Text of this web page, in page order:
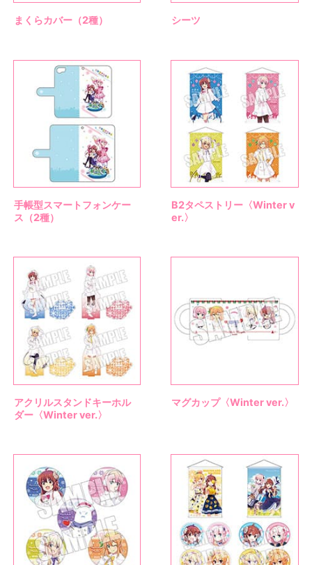
まくらカバー（2種） シーツ
手帳型スマートフォンケー
ス（2種）
B2タペストリー〈Winter v
er.〉
アクリルスタンドキーホル
ダー〈Winter ver.〉
マグカップ〈Winter ver.〉